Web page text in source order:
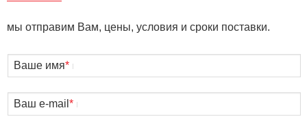
мы отправим Вам, цены, условия и сроки поставки.
Ваше имя*
Ваш e-mail *